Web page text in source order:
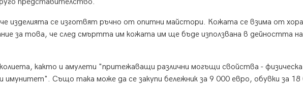
изделията се изготвят ръчно от опитни майстори. Кожата се взима от
за това, че след смъртта им кожата им ще бъде използвана в дейността на
както и амулети "притежаващи различни могъщи свойства - физическа
имунитет". Също така може да се закупи бележник за 9 000 евро, обувки за 18